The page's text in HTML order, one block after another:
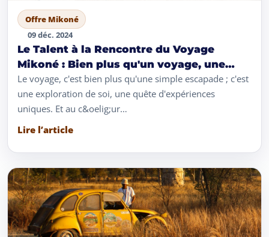
Offre Mikoné
09 déc. 2024
Le Talent à la Rencontre du Voyage
Mikoné : Bien plus qu'un voyage, une
expérience
Le voyage, c'est bien plus qu'une simple escapade ; c'est
une exploration de soi, une quête d'expériences
uniques. Et au c&oelig;ur…
Lire l’article